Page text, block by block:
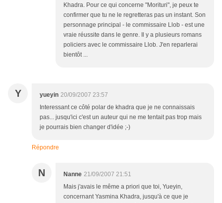
Khadra. Pour ce qui concerne "Morituri", je peux te
confirmer que tu ne le regretteras pas un instant. Son
personnage principal - le commissaire Llob - est une
vraie réussite dans le genre. Il y a plusieurs romans
policiers avec le commissaire Llob. J'en reparlerai
bientôt ...
Y yueyin 20/09/2007 23:57
Interessant ce côté polar de khadra que je ne connaissais
pas... jusqu'ici c'est un auteur qui ne me tentait pas trop mais
je pourrais bien changer d'idée ;-)
Répondre
N Nanne 21/09/2007 21:51
Mais j'avais le même a priori que toi, Yueyin,
concernant Yasmina Khadra, jusqu'à ce que je